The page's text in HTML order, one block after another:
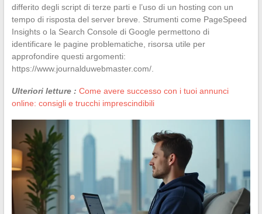
differito degli script di terze parti e l’uso di un hosting con un
tempo di risposta del server breve. Strumenti come PageSpeed
Insights o la Search Console di Google permettono di
identificare le pagine problematiche, risorsa utile per
approfondire questi argomenti:
https://www.journalduwebmaster.com/.
Ulteriori letture : Come avere successo con i tuoi annunci
online: consigli e trucchi imprescindibili